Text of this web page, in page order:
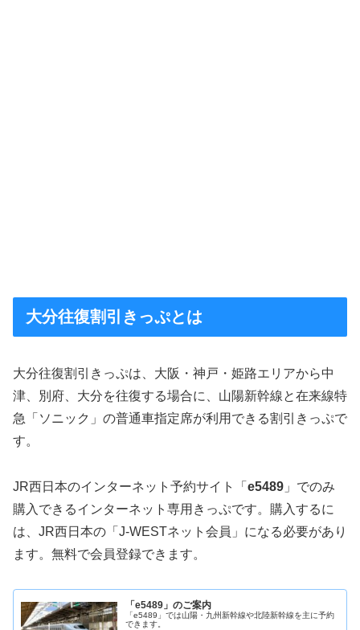
大分往復割引きっぷとは
大分往復割引きっぷは、大阪・神戸・姫路エリアから中
津、別府、大分を往復する場合に、山陽新幹線と在来線特
急「ソニック」の普通車指定席が利用できる割引きっぷで
す。
JR西日本のインターネット予約サイト「 e5489 」でのみ
購入できるインターネット専用きっぷです。購入するに
は、JR西日本の「J-WESTネット会員」になる必要があり
ます。無料で会員登録できます。
「e5489」のご案内
「e5489」では山陽・九州新幹線や北陸新幹線を主に予約
できます。